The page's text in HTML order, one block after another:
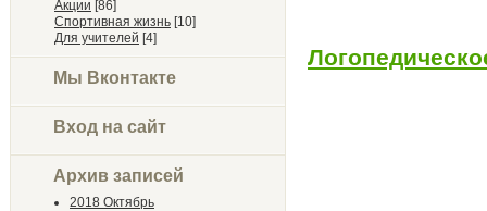
Акции [86]
Спортивная жизнь [10]
Для учителей [4]
Мы Вконтакте
Вход на сайт
Архив записей
2018 Октябрь